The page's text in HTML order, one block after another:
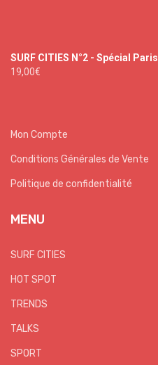
SURF CITIES N°2 - Spécial Paris
19,00€
Mon Compte
Conditions Générales de Vente
Politique de confidentialité
MENU
SURF CITIES
HOT SPOT
TRENDS
TALKS
SPORT